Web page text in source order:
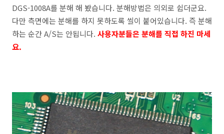
DGS-1008A를 분해 해 봤습니다. 분해방법은 의외로 쉽더군요.
다만 측면에는 분해를 하지 못하도록 씰이 붙어있습니다. 즉 분해
하는 순간 A/S는 안됩니다. 사용자분들은 분해를 직접 하진 마세
요.